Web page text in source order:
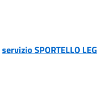
servizio SPORTELLO